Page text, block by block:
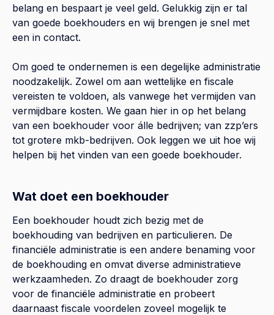
belang en bespaart je veel geld. Gelukkig zijn er tal
van goede boekhouders en wij brengen je snel met
een in contact.
Om goed te ondernemen is een degelijke administratie
noodzakelijk. Zowel om aan wettelijke en fiscale
vereisten te voldoen, als vanwege het vermijden van
vermijdbare kosten. We gaan hier in op het belang
van een boekhouder voor álle bedrijven; van zzp’ers
tot grotere mkb-bedrijven. Ook leggen we uit hoe wij
helpen bij het vinden van een goede boekhouder.
Wat doet een boekhouder
Een boekhouder houdt zich bezig met de
boekhouding van bedrijven en particulieren. De
financiële administratie is een andere benaming voor
de boekhouding en omvat diverse administratieve
werkzaamheden. Zo draagt de boekhouder zorg
voor de financiële administratie en probeert
daarnaast fiscale voordelen zoveel mogelijk te